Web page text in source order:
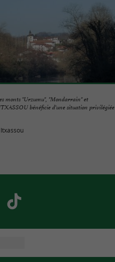
monts "Urzumu", "Mondarrain" et
bénéficie d'une situation privilégiée